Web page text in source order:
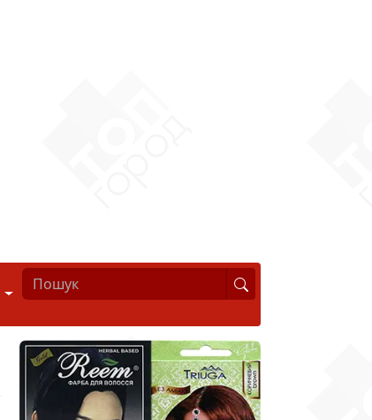
Стиль життя